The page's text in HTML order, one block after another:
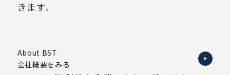
きます。
About BST
会社概要をみる